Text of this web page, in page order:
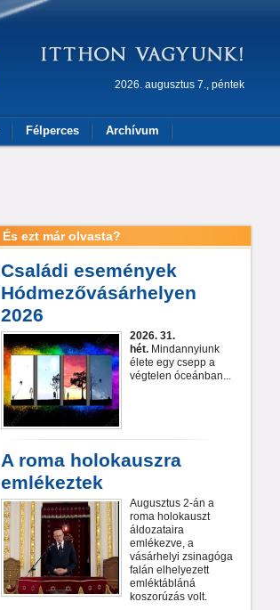
2026. augusztus 7., péntek
Félperces Archívum
És ezt már olvasta?
Családi események
Hódmezővásárhelyen
2026
2026. 31.
hét. Mindannyiunk
élete egy csepp a
végtelen óceánban...
A roma holokauszra
emlékeztek
Augusztus 2-án a
roma holokauszt
áldozataira
emlékezve, a
vásárhelyi zsinagóga
falán elhelyezett
emléktábláná
koszorúzás volt.